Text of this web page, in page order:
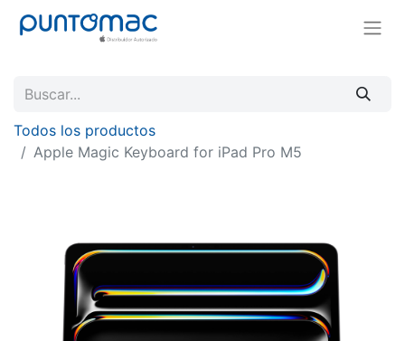
Todos los productos
Apple Magic Keyboard for iPad Pro M5